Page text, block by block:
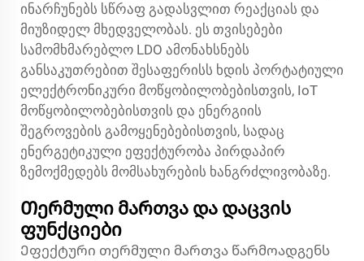
ინარჩუნებს სწრაფ გადასვლით რეაქციას და
მიუზიდელ მხედველობას. ეს თვისებები
სამომხმარებლო LDO ამონახსნებს
განსაკუთრებით შესაფერისს ხდის პორტატიული
ელექტრონიკური მოწყობილობებისთვის, IoT
მოწყობილობებისთვის და ენერგიის
შეგროვების გამოყენებებისთვის, სადაც
ენერგეტიკული ეფექტურობა პირდაპირ
ზემოქმედებს მომსახურების ხანგრძლივობაზე.
Თერმული მართვა და დაცვის
ფუნქციები
Ეფექტური თერმული მართვა წარმოადგენს